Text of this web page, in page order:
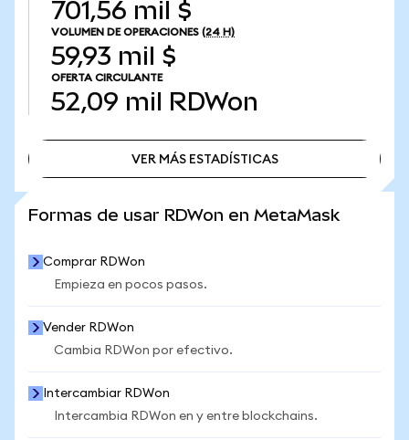
701,56 mil $
VOLUMEN DE OPERACIONES (24 H)
59,93 mil $
OFERTA CIRCULANTE
52,09 mil RDWon
VER MÁS ESTADÍSTICAS
Formas de usar RDWon en MetaMask
Comprar RDWon
Empieza en pocos pasos.
Vender RDWon
Cambia RDWon por efectivo.
Intercambiar RDWon
Intercambia RDWon en y entre blockchains.